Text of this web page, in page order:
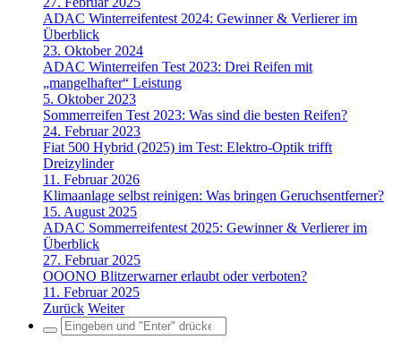
ADAC Winterreifentest 2024: Gewinner & Verlierer im
Überblick
23. Oktober 2024
ADAC Winterreifen Test 2023: Drei Reifen mit
„mangelhafter“ Leistung
5. Oktober 2023
Sommerreifen Test 2023: Was sind die besten Reifen?
24. Februar 2023
Fiat 500 Hybrid (2025) im Test: Elektro-Optik trifft
Dreizylinder
11. Februar 2026
Klimaanlage selbst reinigen: Was bringen Geruchsentferner?
15. August 2025
ADAC Sommerreifentest 2025: Gewinner & Verlierer im
Überblick
27. Februar 2025
OOONO Blitzerwarner erlaubt oder verboten?
11. Februar 2025
Zurück Weiter
Search
for: